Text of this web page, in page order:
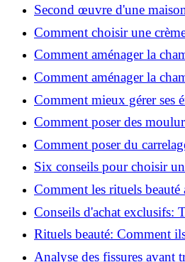
Second œuvre d'une
le réaliser
Comment choisir une
hyaluronique et niacinamide
Comment aménager la
conseils sécurité, déco et
Comment aménager la
conseils sécurité, déco et
Comment mieux gérer ses
pratiques
Comment poser des
vidéo pas à pas ?
Comment poser du
un rendu professionnel ?
Six conseils pour choisir
basse pression
Comment les rituels beauté
créent des moments pour soi
Conseils d'achat exclusifs:
peinture basse pression
Rituels beauté: Comment
chouchoutent votre âme!
Analyse des fissures avant